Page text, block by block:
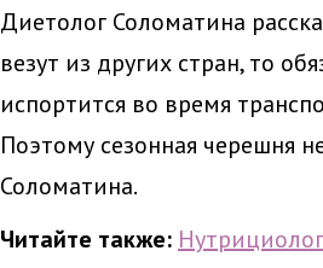
Диетолог Соломатина
везут из других стран, то
испортится во время
Поэтому сезонная черешня
Соломатина.
Читайте также: